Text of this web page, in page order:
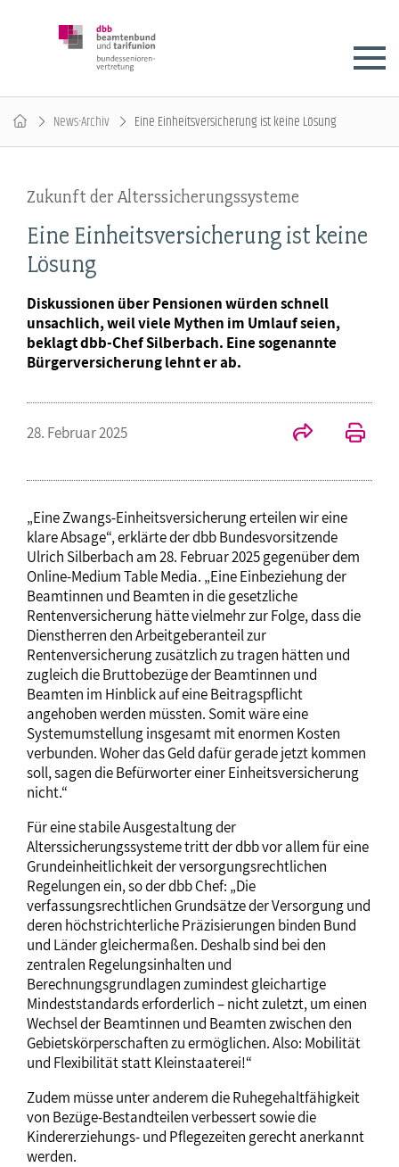
News-Archiv Eine Einheitsversicherung ist keine Lösung
Zukunft der Alterssicherungssysteme
Eine Einheitsversicherung ist keine
Lösung
Diskussionen über Pensionen würden schnell
unsachlich, weil viele Mythen im Umlauf seien,
beklagt dbb-Chef Silberbach. Eine sogenannte
Bürgerversicherung lehnt er ab.
28. Februar 2025
„Eine Zwangs-Einheitsversicherung erteilen wir eine
klare Absage“, erklärte der dbb Bundesvorsitzende
Ulrich Silberbach am 28. Februar 2025 gegenüber dem
Online-Medium Table Media. „Eine Einbeziehung der
Beamtinnen und Beamten in die gesetzliche
Rentenversicherung hätte vielmehr zur Folge, dass die
Dienstherren den Arbeitgeberanteil zur
Rentenversicherung zusätzlich zu tragen hätten und
zugleich die Bruttobezüge der Beamtinnen und
Beamten im Hinblick auf eine Beitragspflicht
angehoben werden müssten. Somit wäre eine
Systemumstellung insgesamt mit enormen Kosten
verbunden. Woher das Geld dafür gerade jetzt kommen
soll, sagen die Befürworter einer Einheitsversicherung
nicht.“
Für eine stabile Ausgestaltung der
Alterssicherungssysteme tritt der dbb vor allem für eine
Grundeinheitlichkeit der versorgungsrechtlichen
Regelungen ein, so der dbb Chef: „Die
verfassungsrechtlichen Grundsätze der Versorgung und
deren höchstrichterliche Präzisierungen binden Bund
und Länder gleichermaßen. Deshalb sind bei den
zentralen Regelungsinhalten und
Berechnungsgrundlagen zumindest gleichartige
Mindeststandards erforderlich – nicht zuletzt, um einen
Wechsel der Beamtinnen und Beamten zwischen den
Gebietskörperschaften zu ermöglichen. Also: Mobilität
und Flexibilität statt Kleinstaaterei!“
Zudem müsse unter anderem die Ruhegehaltfähigkeit
von Bezüge-Bestandteilen verbessert sowie die
Kindererziehungs- und Pflegezeiten gerecht anerkannt
werden.